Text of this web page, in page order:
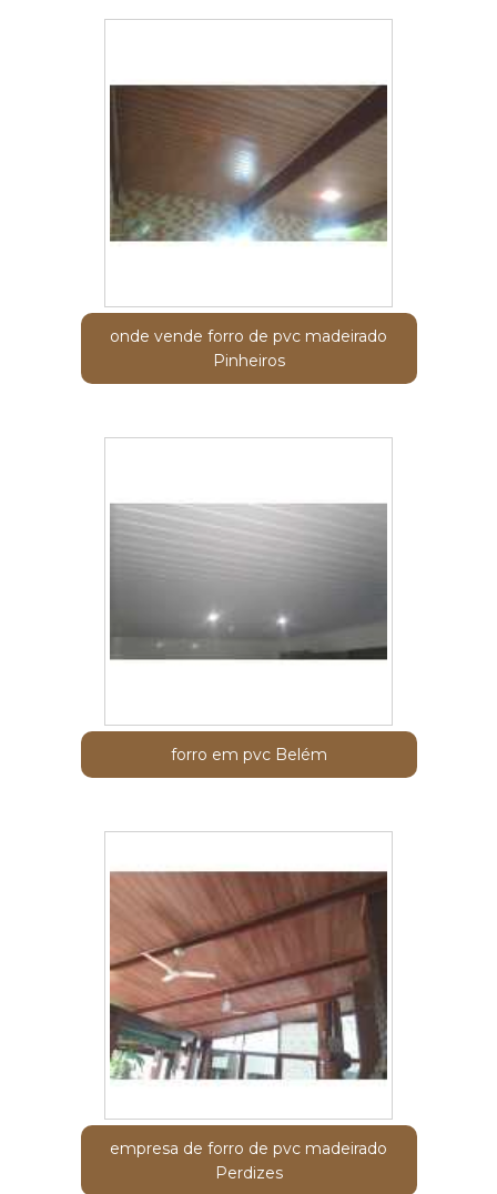
onde vende forro de pvc madeirado
Pinheiros
forro em pvc Belém
empresa de forro de pvc madeirado
Perdizes